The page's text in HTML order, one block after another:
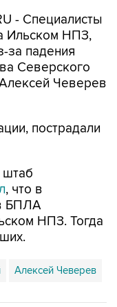
- Специалисты
Ильском НПЗ,
за падения
Северского
Чеверев
пострадали
штаб
, что в
БПЛА
НПЗ. Тогда
Алексей Чеверев